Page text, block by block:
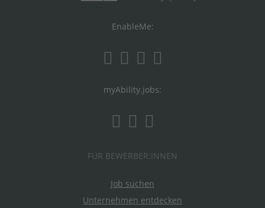
EnableMe:
myAbility.jobs:
FÜR BEWERBER:INNEN
Job suchen
Unternehmen entdecken